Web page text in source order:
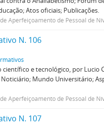
Atos oficiais; Publicações.
Aperfeiçoamento de Pessoal de
N. 106
e tecnológico, por Lucio
Mundo Universitário;
Aperfeiçoamento de Pessoal de
N. 107